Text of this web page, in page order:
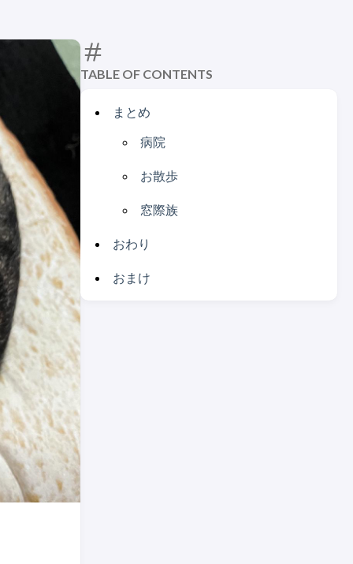
TABLE OF CONTENTS
まとめ
病院
お散歩
窓際族
おわり
おまけ